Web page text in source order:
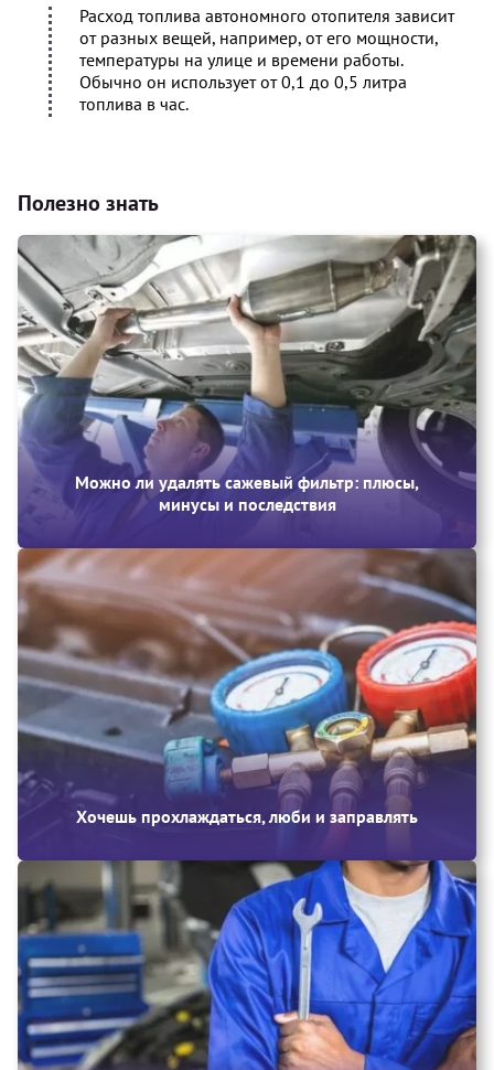
Расход топлива автономного отопителя зависит
от разных вещей, например, от его мощности,
температуры на улице и времени работы.
Обычно он использует от 0,1 до 0,5 литра
топлива в час.
Полезно знать
Можно ли удалять сажевый фильтр: плюсы,
минусы и последствия
Хочешь прохлаждаться, люби и заправлять